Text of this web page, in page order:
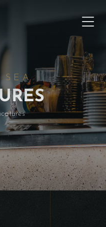
SEA